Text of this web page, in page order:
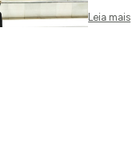
Leia mais